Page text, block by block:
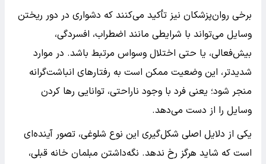
برخی روان‌پزشکان نیز تأکید می‌کنند که دشواری در دور ریختن
وسایل می‌تواند با شرایطی مانند اضطراب، افسردگی،
بیش‌فعالی، یا حتی اختلال وسواس مرتبط باشد. در موارد
شدیدتر، این وضعیت ممکن است به رفتارهای انباشت‌گرانه
منجر شود؛ یعنی فرد با وجود ناراحتی، توانایی رها کردن
وسایل را از دست می‌دهد.
یکی از دلایل اصلی شکل‌گیری این نوع شلوغی، تصور آینده‌ای
است که شاید هرگز رخ ندهد. نگه‌داشتن مبلمان خانه قبلی،